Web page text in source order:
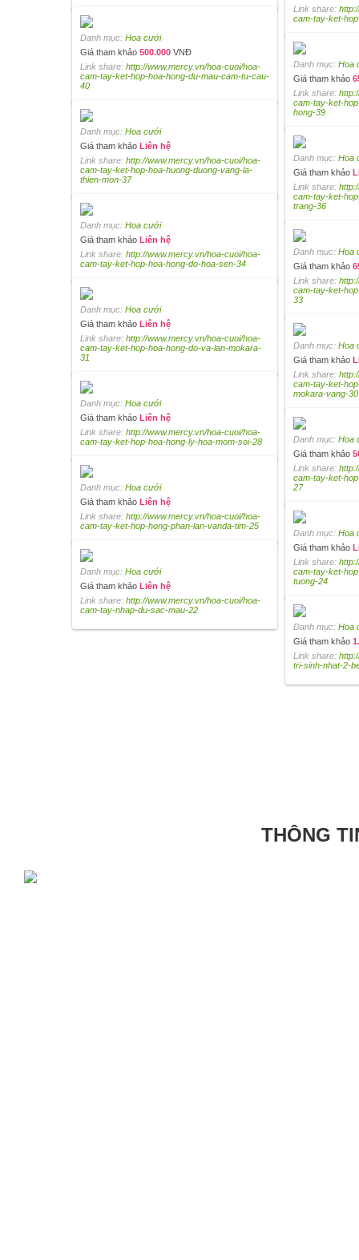
Link share:
cam-tay-ket-
Danh mục: Hoa cưới
Giá tham khảo 500.000 VNĐ
Link share: http://www.mercy.vn/hoa-cuoi/hoa-
cam-tay-ket-hop-hoa-hong-du-mau-cam-tu-cau-
40
Danh mục: Hoa
Giá tham khảo
Link share:
cam-tay-ket-
hong-39
Danh mục: Hoa cưới
Giá tham khảo Liên hệ
Link share: http://www.mercy.vn/hoa-cuoi/hoa-
cam-tay-ket-hop-hoa-huong-duong-vang-la-
thien-mon-37
Danh mục: Hoa
Giá tham khảo
Link share:
cam-tay-ket-
trang-36
Danh mục: Hoa cưới
Giá tham khảo Liên hệ
Link share: http://www.mercy.vn/hoa-cuoi/hoa-
cam-tay-ket-hop-hoa-hong-do-hoa-sen-34
Danh mục: Hoa
Giá tham khảo
Link share:
cam-tay-ket-
33
Danh mục: Hoa cưới
Giá tham khảo Liên hệ
Link share: http://www.mercy.vn/hoa-cuoi/hoa-
cam-tay-ket-hop-hoa-hong-do-va-lan-mokara-
31
Danh mục: Hoa
Giá tham khảo
Link share:
cam-tay-ket-
mokara-vang-30
Danh mục: Hoa cưới
Giá tham khảo Liên hệ
Link share: http://www.mercy.vn/hoa-cuoi/hoa-
cam-tay-ket-hop-hoa-hong-ly-hoa-mom-soi-28
Danh mục: Hoa
Giá tham khảo
Link share:
cam-tay-ket-
27
Danh mục: Hoa cưới
Giá tham khảo Liên hệ
Link share: http://www.mercy.vn/hoa-cuoi/hoa-
cam-tay-ket-hop-hong-phan-lan-vanda-tim-25
Danh mục: Hoa
Giá tham khảo
Link share:
cam-tay-ket-
tuong-24
Danh mục: Hoa cưới
Giá tham khảo Liên hệ
Link share: http://www.mercy.vn/hoa-cuoi/hoa-
cam-tay-nhap-du-sac-mau-22
Danh mục: Hoa
Giá tham khảo
Link share:
tri-sinh-nhat-2-
THÔNG